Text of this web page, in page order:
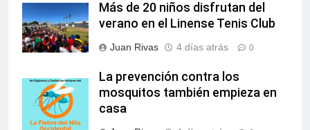
Más de 20 niños disfrutan del
verano en el Linense Tenis Club
Juan Rivas 4 días atrás 0
La prevención contra los
mosquitos también empieza en
casa